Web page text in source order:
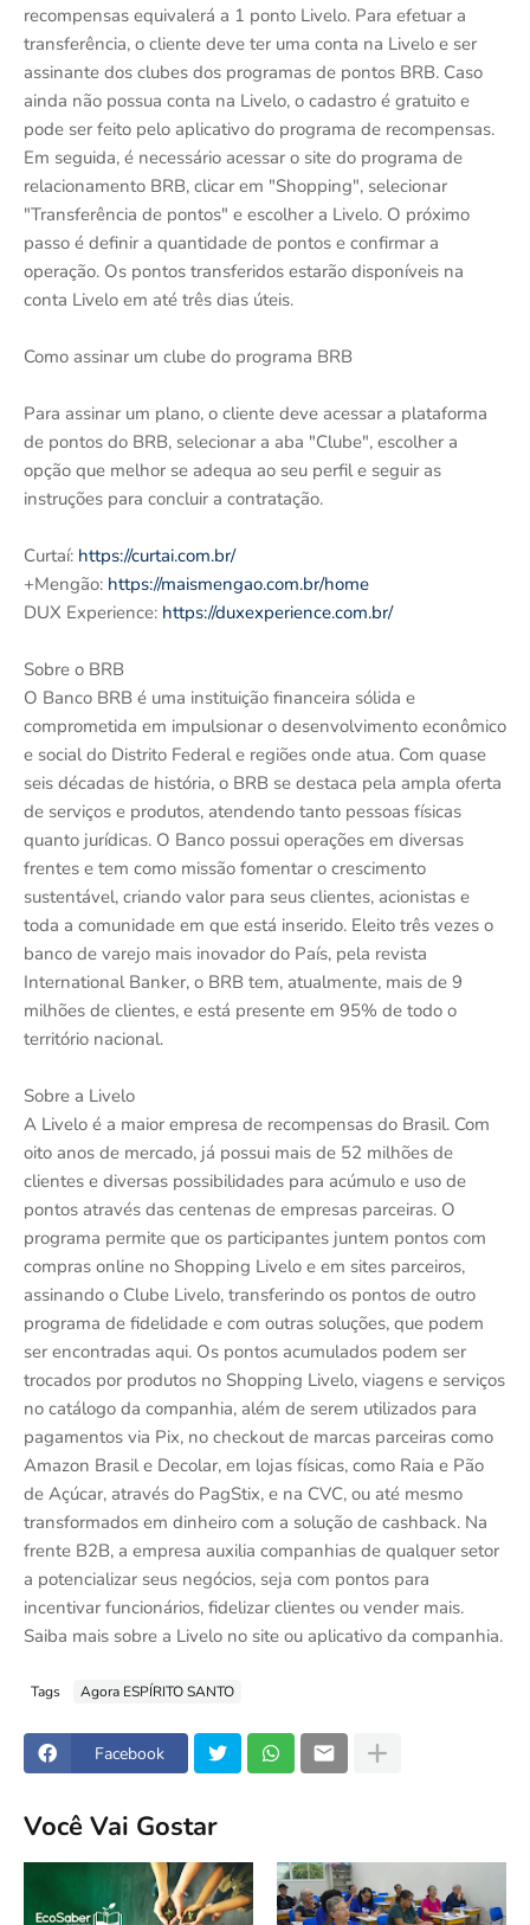
recompensas equivalerá a 1 ponto Livelo. Para efetuar a
transferência, o cliente deve ter uma conta na Livelo e ser
assinante dos clubes dos programas de pontos BRB. Caso
ainda não possua conta na Livelo, o cadastro é gratuito e
pode ser feito pelo aplicativo do programa de recompensas.
Em seguida, é necessário acessar o site do programa de
relacionamento BRB, clicar em "Shopping", selecionar
"Transferência de pontos" e escolher a Livelo. O próximo
passo é definir a quantidade de pontos e confirmar a
operação. Os pontos transferidos estarão disponíveis na
conta Livelo em até três dias úteis.
Como assinar um clube do programa BRB
Para assinar um plano, o cliente deve acessar a plataforma
de pontos do BRB, selecionar a aba "Clube", escolher a
opção que melhor se adequa ao seu perfil e seguir as
instruções para concluir a contratação.
Curtaí: https://curtai.com.br/
+Mengão: https://maismengao.com.br/home
DUX Experience: https://duxexperience.com.br/
Sobre o BRB
O Banco BRB é uma instituição financeira sólida e
comprometida em impulsionar o desenvolvimento econômico
e social do Distrito Federal e regiões onde atua. Com quase
seis décadas de história, o BRB se destaca pela ampla oferta
de serviços e produtos, atendendo tanto pessoas físicas
quanto jurídicas. O Banco possui operações em diversas
frentes e tem como missão fomentar o crescimento
sustentável, criando valor para seus clientes, acionistas e
toda a comunidade em que está inserido. Eleito três vezes o
banco de varejo mais inovador do País, pela revista
International Banker, o BRB tem, atualmente, mais de 9
milhões de clientes, e está presente em 95% de todo o
território nacional.
Sobre a Livelo
A Livelo é a maior empresa de recompensas do Brasil. Com
oito anos de mercado, já possui mais de 52 milhões de
clientes e diversas possibilidades para acúmulo e uso de
pontos através das centenas de empresas parceiras. O
programa permite que os participantes juntem pontos com
compras online no Shopping Livelo e em sites parceiros,
assinando o Clube Livelo, transferindo os pontos de outro
programa de fidelidade e com outras soluções, que podem
ser encontradas aqui. Os pontos acumulados podem ser
trocados por produtos no Shopping Livelo, viagens e serviços
no catálogo da companhia, além de serem utilizados para
pagamentos via Pix, no checkout de marcas parceiras como
Amazon Brasil e Decolar, em lojas físicas, como Raia e Pão
de Açúcar, através do PagStix, e na CVC, ou até mesmo
transformados em dinheiro com a solução de cashback. Na
frente B2B, a empresa auxilia companhias de qualquer setor
a potencializar seus negócios, seja com pontos para
incentivar funcionários, fidelizar clientes ou vender mais.
Saiba mais sobre a Livelo no site ou aplicativo da companhia.
Tags Agora ESPÍRITO SANTO
Facebook
Você Vai Gostar